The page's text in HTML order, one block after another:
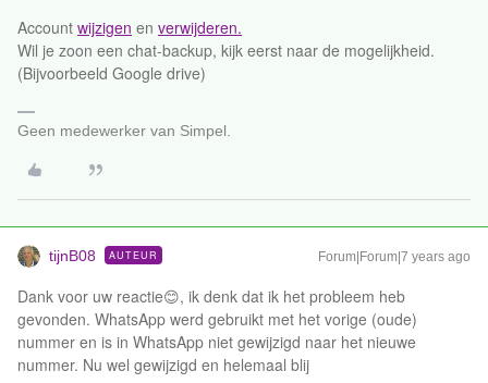
Account wijzigen en verwijderen.
Wil je zoon een chat-backup, kijk eerst naar de mogelijkheid.
(Bijvoorbeeld Google drive)
Geen medewerker van Simpel.
tijnB08 AUTEUR Forum|Forum|7 years ago
Dank voor uw reactie😊, ik denk dat ik het probleem heb
gevonden. WhatsApp werd gebruikt met het vorige (oude)
nummer en is in WhatsApp niet gewijzigd naar het nieuwe
nummer. Nu wel gewijzigd en helemaal blij